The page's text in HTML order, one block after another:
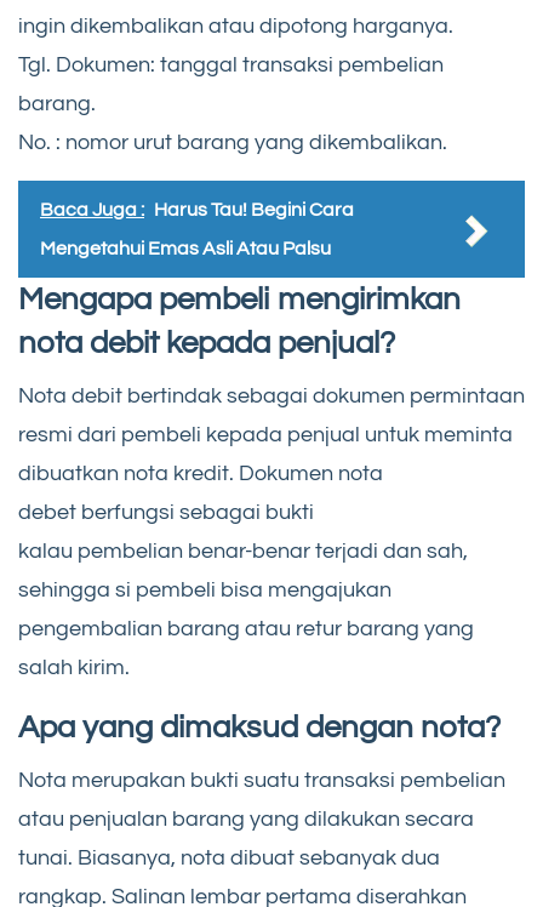
ingin dikembalikan atau dipotong harganya.
Tgl. Dokumen: tanggal transaksi pembelian
barang.
No. : nomor urut barang yang dikembalikan.
Baca Juga : Harus Tau! Begini Cara
Mengetahui Emas Asli Atau Palsu
Mengapa pembeli mengirimkan
nota debit kepada penjual?
Nota debit bertindak sebagai dokumen permintaan
resmi dari pembeli kepada penjual untuk meminta
dibuatkan nota kredit. Dokumen nota
debet berfungsi sebagai bukti
kalau pembelian benar-benar terjadi dan sah,
sehingga si pembeli bisa mengajukan
pengembalian barang atau retur barang yang
salah kirim.
Apa yang dimaksud dengan nota?
Nota merupakan bukti suatu transaksi pembelian
atau penjualan barang yang dilakukan secara
tunai. Biasanya, nota dibuat sebanyak dua
rangkap. Salinan lembar pertama diserahkan